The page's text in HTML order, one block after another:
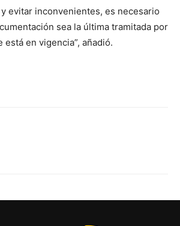
evitar inconvenientes, es necesario
sea la última tramitada por
está en vigencia”, añadió.